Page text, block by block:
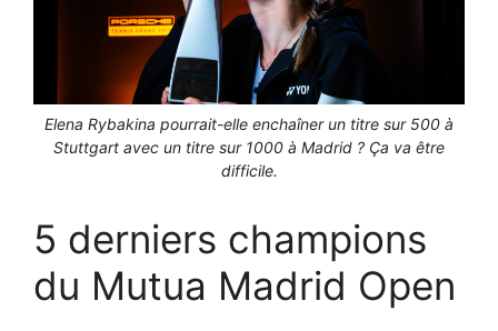
Elena Rybakina pourrait-elle enchaîner un titre sur 500 à
Stuttgart avec un titre sur 1000 à Madrid ? Ça va être
difficile.
5 derniers champions
du Mutua Madrid Open